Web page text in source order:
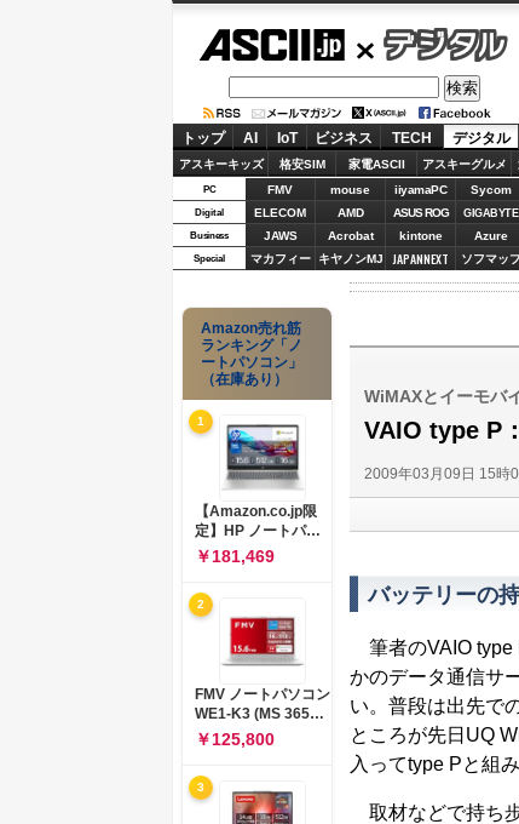
デジタル
トップ AI IoT ビジネス TECH デジタル
アスキーキッズ 格安SIM 家電ASCII アスキーグルメ
PC FMV mouse iiyamaPC Sycom
Digital ELECOM AMD ASUS ROG GIGABYTE
Business JAWS Acrobat kintone Azure
Special マカフィー キヤノンMJ JAPANNEXT ソフマッ
WiMAXとイーモバ
VAIO type P
2009年03月09日 15時
バッテリーの
筆者のVAIO type
かのデータ通信サ
い。普段は出先で
ところが先日UQ
入ってtype Pと組
取材などで持ち
Amazon売れ筋
ランキング「ノ
ートパソコン」
（在庫あり）
1
【Amazon.co.jp限
定】HP ノートパソ
コン 15-fd 15.6イン
チ インテル Core 5
120U メモリ16GB
SSD512GB
Windows 11
Microsoft Office
2024搭載 WPS
Office搭載 カメラシ
ャッター 指紋認証 薄
型 Copilotキー搭載
ナチュラルシルバー
￥181,469
2
FMV ノートパソコン
WE1-K3 (MS 365
Personal/Copilotキ
ー搭載/Win 11/15.6
型/Core
i5/16GB/SSD
512GB/ホワイト)
￥125,800
3